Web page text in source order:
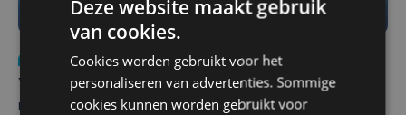
Nieuws
do 6 augustus | 21:30
Yaro (19), slachtoffer van vechtpartij, is na
maandenlange coma overleden
Deze website maakt gebruik
van cookies.
Cookies worden gebruikt voor het
personaliseren van advertenties. Sommige
cookies kunnen worden gebruikt voor